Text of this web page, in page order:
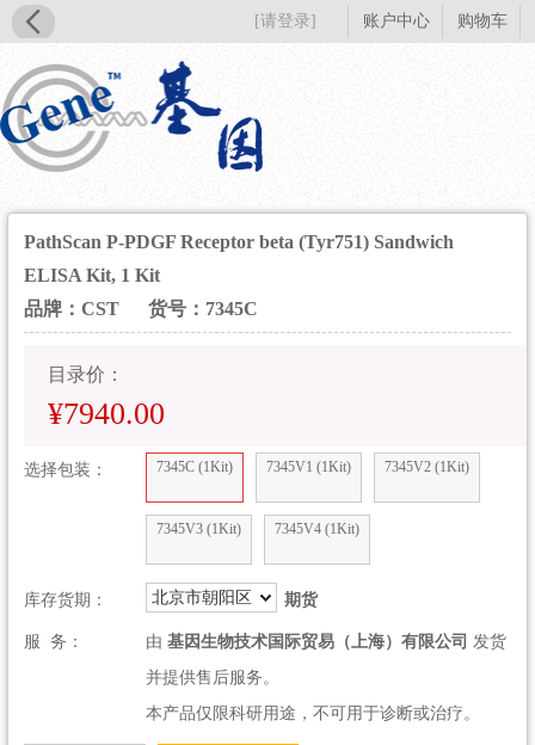
[请登录] 账户中心 购物车
PathScan P-PDGF Receptor beta (Tyr751) Sandwich
ELISA Kit, 1 Kit
品牌：CST
货号：7345C
目录价：
¥7940.00
选择包装： 7345C (1Kit) 7345V1 (1Kit) 7345V2 (1Kit)
7345V3 (1Kit) 7345V4 (1Kit)
库存货期： 北京市朝阳区 期货
服 务： 由 基因生物技术国际贸易（上海）有限公司 发货
并提供售后服务。
本产品仅限科研用途，不可用于诊断或治疗。